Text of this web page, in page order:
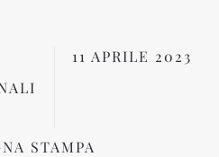
11 APRILE 2023
STAMPA